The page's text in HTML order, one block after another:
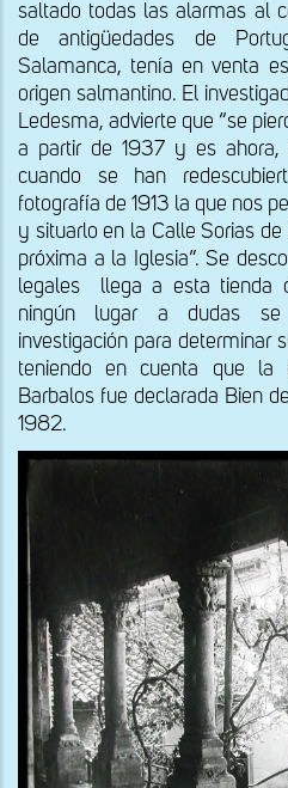
saltado todas las alarmas al
de antigüedades de
Salamanca, tenía en venta
origen salmantino. El
Ledesma, advierte que “se
a partir de 1937 y es ahora,
cuando se han
fotografía de 1913 la que nos
y situarlo en la Calle Sorias
próxima a la Iglesia”. Se
legales llega a esta tienda
ningún lugar a dudas se
investigación para determinar
teniendo en cuenta que
Barbalos fue declarada Bien
1982.